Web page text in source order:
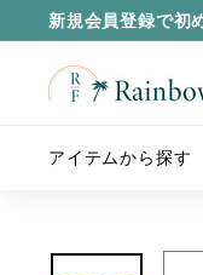
新規会員登録で初
R
a
i
n
アイテムから探す